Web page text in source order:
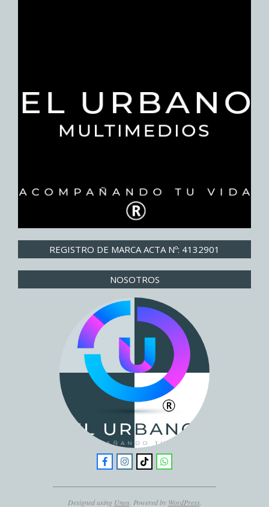
REGISTRO DE MARCA ACTA Nº: 4132901
NOSOTROS
Designed using Unos. Powered by WordPress.